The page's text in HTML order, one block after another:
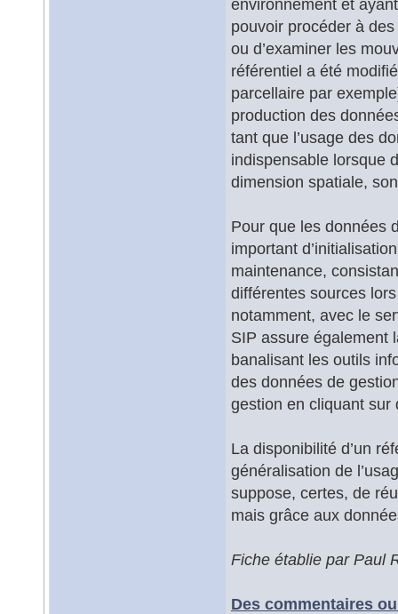
environnement et
pouvoir procéder à
ou d’examiner les
référentiel a été
parcellaire par
production des
tant que l’usage des
indispensable lorsque
dimension spatiale,
Pour que les données
important
maintenance,
différentes sources
notamment, avec le
SIP assure également
banalisant les outils
des données de
gestion en cliquant sur
La disponibilité d’un
généralisation de
suppose, certes, de
mais grâce aux
Fiche établie par Paul
Des commentaires